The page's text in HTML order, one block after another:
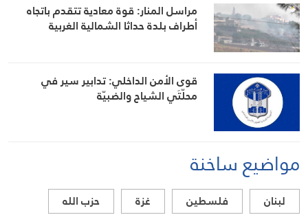
مراسل المنار: قوة معادية تتقدم باتجاه
أطراف بلدة حداثا الشمالية الغربية
قوى الأمن الداخلي: تدابير سير في
محلّتَي الشياح والضبيّة
مواضيع ساخنة
لبنان فلسطين غزة
حزب الله